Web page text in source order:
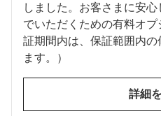
しました。お客さまに安
でいただくための有料オ
証期間内は、保証範囲内
ます。）
詳細